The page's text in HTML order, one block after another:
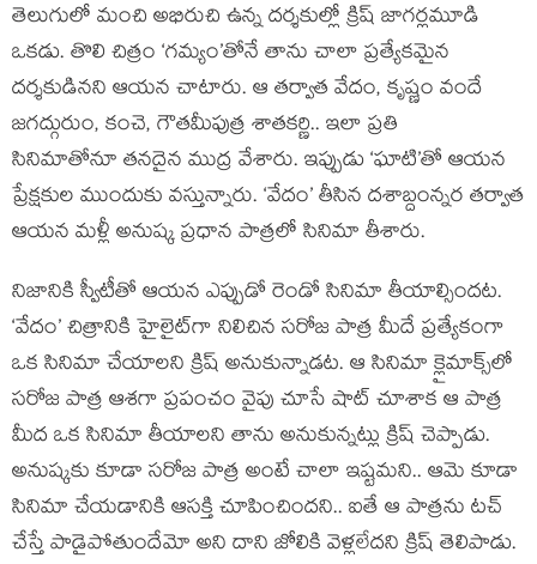
తెలుగులో మంచి అభిరుచి ఉన్న దర్శకుల్లో క్రిష్ జాగర్లమూడి
ఒకడు. తొలి చిత్రం ‘గమ్యం’తోనే తాను చాలా ప్రత్యేకమైన
దర్శకుడినని ఆయన చాటారు. ఆ తర్వాత వేదం, కృష్ణం వందే
జగద్గురుం, కంచె, గౌతమీపుత్ర శాతకర్ణి.. ఇలా ప్రతి
సినిమాతోనూ తనదైన ముద్ర వేశారు. ఇప్పుడు ‘ఘాటి’తో ఆయన
ప్రేక్షకుల ముందుకు వస్తున్నారు. ‘వేదం’ తీసిన దశాబ్దంన్నర తర్వాత
ఆయన మళ్లీ అనుష్క ప్రధాన పాత్రలో సినిమా తీశారు.
నిజానికి స్వీటీతో ఆయన ఎప్పుడో రెండో సినిమా తీయాల్సిందట.
‘వేదం’ చిత్రానికి హైలైట్‌గా నిలిచిన సరోజ పాత్ర మీదే ప్రత్యేకంగా
ఒక సినిమా చేయాలని క్రిష్ అనుకున్నాడట. ఆ సినిమా క్లైమాక్స్‌లో
సరోజ పాత్ర ఆశగా ప్రపంచం వైపు చూసే షాట్ చూశాక ఆ పాత్ర
మీద ఒక సినిమా తీయాలని తాను అనుకున్నట్లు క్రిష్ చెప్పాడు.
అనుష్కకు కూడా సరోజ పాత్ర అంటే చాలా ఇష్టమని.. ఆమె కూడా
సినిమా చేయడానికి ఆసక్తి చూపించిందని.. ఐతే ఆ పాత్రను టచ్
చేస్తే పాడైపోతుందేమో అని దాని జోలికి వెళ్లలేదని క్రిష్ తెలిపాడు.